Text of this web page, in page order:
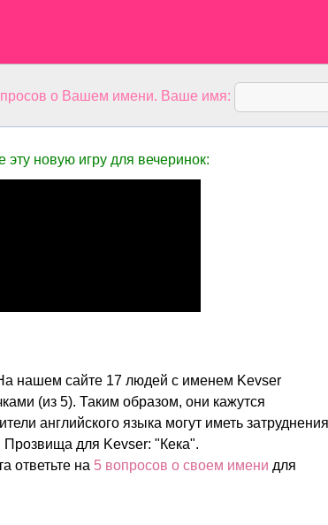
о Вашем имени. Ваше имя:
эту новую игру для вечеринок:
нашем сайте 17 людей с именем Kevser
(из 5). Таким образом, они кажутся
английского языка могут иметь затруднения
для Kevser: "Кека".
ответьте на 5 вопросов о своем имени для